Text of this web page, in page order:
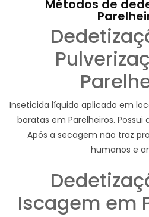
Métodos de
Inseticida líquido aplicado em
baratas em Parelheiros.
Após a secagem não traz
humanos e
Iscagem em